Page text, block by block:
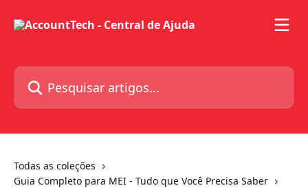
Pesquisar artigos...
Todas as coleções
Guia Completo para MEI - Tudo que Você Precisa Saber